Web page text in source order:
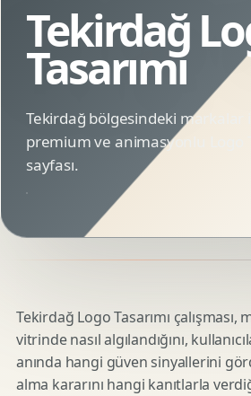
Tekirdağ
Tasarımı
Tekirdağ bölgesindeki markalar
premium ve animasyonlu Logo
sayfası.
Tekirdağ Logo Tasarımı çalışması,
vitrinde nasıl algılandığını,
anında hangi güven sinyallerini
alma kararını hangi kanıtlarla